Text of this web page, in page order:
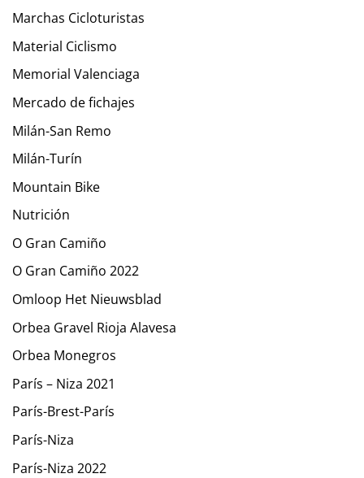
Marchas Cicloturistas
Material Ciclismo
Memorial Valenciaga
Mercado de fichajes
Milán-San Remo
Milán-Turín
Mountain Bike
Nutrición
O Gran Camiño
O Gran Camiño 2022
Omloop Het Nieuwsblad
Orbea Gravel Rioja Alavesa
Orbea Monegros
París – Niza 2021
París-Brest-París
París-Niza
París-Niza 2022